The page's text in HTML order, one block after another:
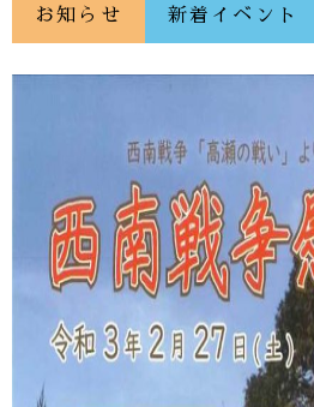
お知らせ 新着イベント